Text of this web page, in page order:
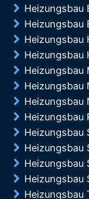
Heizungsbau
Heizungsbau
Heizungsbau
Heizungsbau
Heizungsbau
Heizungsbau
Heizungsbau
Heizungsbau
Heizungsbau
Heizungsbau
Heizungsbau
Heizungsbau
Heizungsbau